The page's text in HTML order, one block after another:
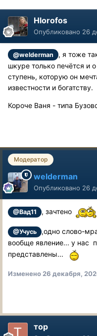
Hlorofos
Опубликовано 26
@welderman
, я тоже
шкуре только печётся и
ступень, которую он
известности и богатству.
Короче Ваня - типа
Модератор
welderman
Опубликовано 26
@Вад11 , зачтено
@Учусь
,одно слово-
вообще явление... у нас
представлены...
Изменено 26 декабря,
тор